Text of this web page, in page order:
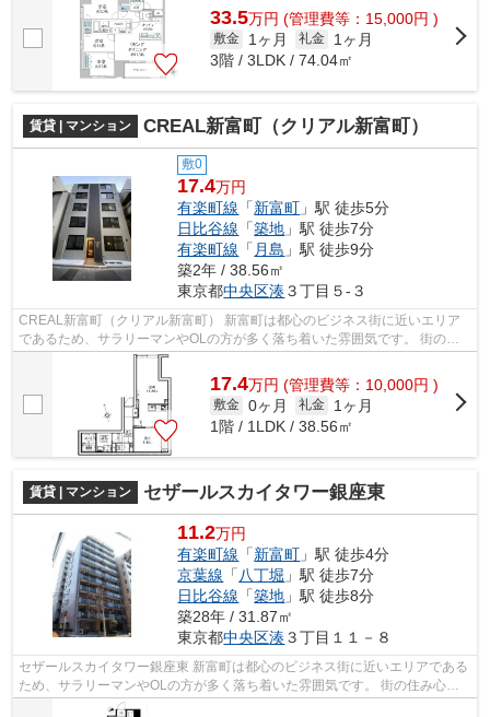
33.5万円 (管理費等：15,000円 )
敷金 1ヶ月 礼金
1ヶ月
3階 / 3LDK / 74.04㎡
賃貸 | マンション CREAL新富町（クリアル新富町）
敷0
17.4万円
有楽町線 「新富町 」駅 徒歩5分
日比谷線 「築地 」駅 徒歩7分
有楽町線 「 月島 」駅 徒歩9分
築2年 / 38.56㎡
東京都中央区湊３丁目５-３
CREAL新富町（クリアル新富町） 新富町は都心のビジネス街に近いエリア
であるため、サラリーマンやOLの方が多く落ち着いた雰囲気です。 街の住
み心地に加え、通勤や休日の遊び、どち...
17.4万円 (管理費等：10,000円 )
敷金 0ヶ月 礼金
1ヶ月
1階 / 1LDK / 38.56㎡
賃貸 | マンション セザールスカイタワー銀座東
11.2万円
有楽町線 「新富町 」駅 徒歩4分
京葉線 「 八丁堀 」駅 徒歩7分
日比谷線 「築地 」駅 徒歩8分
築28年 / 31.87㎡
東京都中央区湊３丁目１１－８
セザールスカイタワー銀座東 新富町は都心のビジネス街に近いエリアである
ため、サラリーマンやOLの方が多く落ち着いた雰囲気です。 街の住み心地
に加え、通勤や休日の遊び、どちら...